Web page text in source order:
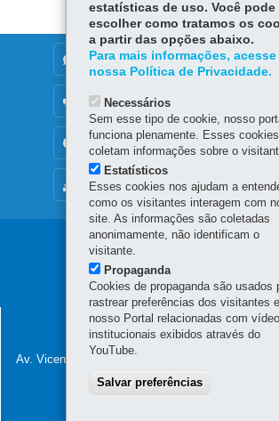
MAPA DO SITE
DENUNCIE CORRUPÇÃO
OUVIDORIA
TRANSPARÊNCIA INSTITUCIONAL
Navegação
principal
SECRETARIA DA
Sede administrativa (não há atendimento
Av. Vicente Machado, 445 - Centro
Atendimento telefônico das 7h às
estatísticas de uso. Você pode
escolher como tratamos os
a partir das opções abaixo.
Para mais informações, acesse
nossa Política de Privacidade.
Necessários
Sem esse tipo de cookie, nosso
funciona plenamente. Esses
coletam informações sobre o
Estatísticos
Esses cookies nos ajudam a
como os visitantes interagem com
site. As informações são coletadas
anonimamente, não identificam o
visitante.
Propaganda
Cookies de propaganda são usados
rastrear preferências dos visitantes
nosso Portal relacionadas com
institucionais exibidos através do
YouTube.
Salvar preferências